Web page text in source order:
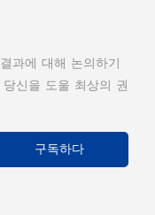
과에 대해 논의하기
신을 도울 최상의 권
구독하다